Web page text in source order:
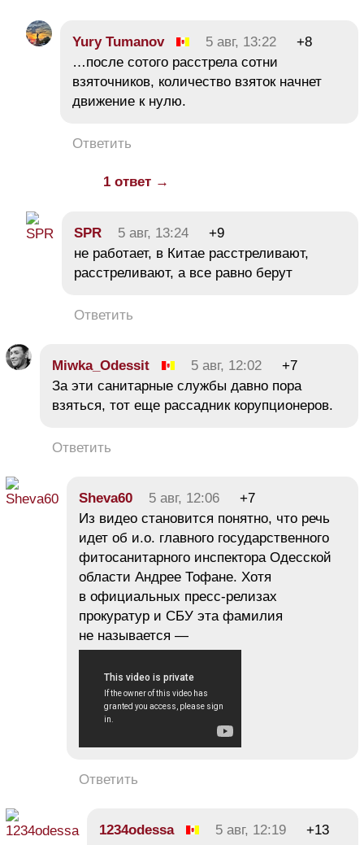
Yury Tumanov 5 авг, 13:22
+8
…после сотого расстрела сотни
взяточников, количество взяток начнет
движение к нулю.
Ответить
1 ответ →
SPR 5 авг, 13:24
+9
не работает, в Китае расстреливают,
расстреливают, а все равно берут
Ответить
Miwka_Odessit 5 авг, 12:02
+7
За эти санитарные службы давно пора
взяться, тот еще рассадник корупционеров.
Ответить
Sheva60 5 авг, 12:06
+7
Из видео становится понятно, что речь
идет об и.о. главного государственного
фитосанитарного инспектора Одесской
области Андрее Тофане. Хотя
в официальных пресс-релизах
прокуратур и СБУ эта фамилия
не называется —
Ответить
1234odessa 5 авг, 12:19 +13